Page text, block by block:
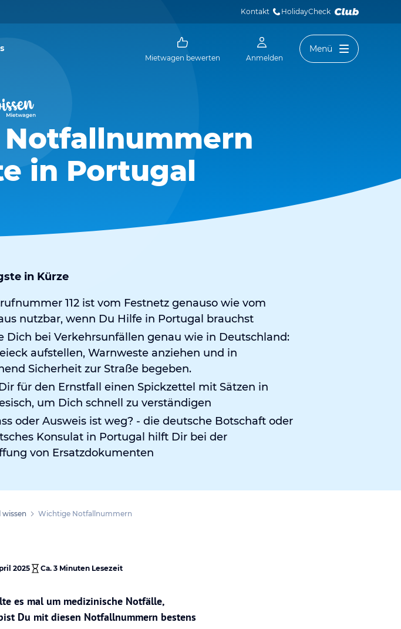
Kontakt HolidayCheck
Mietwagen bewerten Anmelden
Menü
in Portugal
in Kürze
112 ist vom Festnetz genauso wie vom
nutzbar, wenn Du Hilfe in Portugal brauchst
Dich bei Verkehrsunfällen genau wie in Deutschland:
aufstellen, Warnweste anziehen und in
Sicherheit zur Straße begeben.
für den Ernstfall einen Spickzettel mit Sätzen in
um Dich schnell zu verständigen
oder Ausweis ist weg? - die deutsche Botschaft oder
Konsulat in Portugal hilft Dir bei der
von Ersatzdokumenten
Wichtige Notfallnummern
2025 Ca. 3 Minuten Lesezeit
es mal um medizinische Notfälle,
Du mit diesen Notfallnummern bestens